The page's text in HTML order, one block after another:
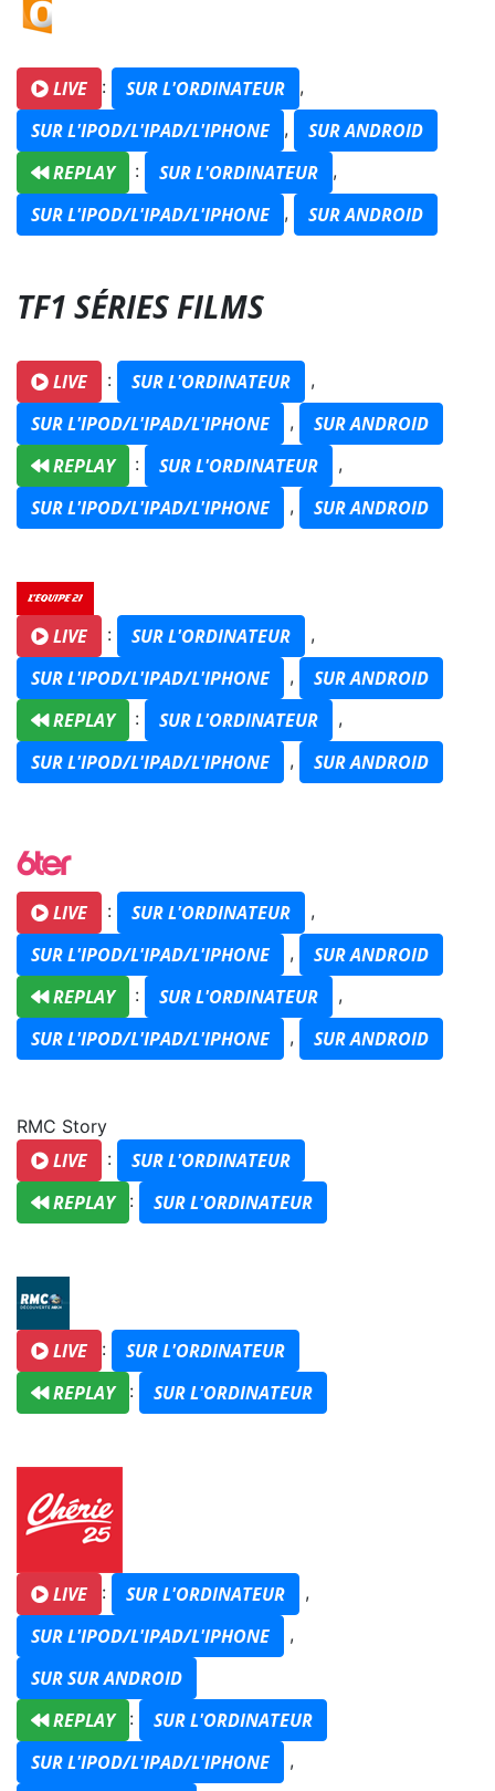
LIVE : SUR L'ORDINATEUR ,
SUR L'IPOD/L'IPAD/L'IPHONE ,
SUR ANDROID
REPLAY
: SUR L'ORDINATEUR ,
SUR L'IPOD/L'IPAD/L'IPHONE , SUR ANDROID
TF1 SÉRIES FILMS
LIVE : SUR L'ORDINATEUR ,
SUR L'IPOD/L'IPAD/L'IPHONE ,
SUR ANDROID
REPLAY
: SUR L'ORDINATEUR ,
SUR L'IPOD/L'IPAD/L'IPHONE , SUR ANDROID
LIVE : SUR L'ORDINATEUR ,
SUR L'IPOD/L'IPAD/L'IPHONE ,
SUR ANDROID
REPLAY
: SUR L'ORDINATEUR ,
SUR L'IPOD/L'IPAD/L'IPHONE , SUR ANDROID
LIVE : SUR L'ORDINATEUR ,
SUR L'IPOD/L'IPAD/L'IPHONE ,
SUR ANDROID
REPLAY
: SUR L'ORDINATEUR ,
SUR L'IPOD/L'IPAD/L'IPHONE , SUR ANDROID
RMC Story
LIVE :
SUR L'ORDINATEUR
REPLAY
: SUR L'ORDINATEUR
LIVE :
SUR L'ORDINATEUR
REPLAY
: SUR L'ORDINATEUR
LIVE : SUR L'ORDINATEUR ,
SUR L'IPOD/L'IPAD/L'IPHONE ,
SUR SUR ANDROID
REPLAY
:
SUR L'ORDINATEUR
SUR L'IPOD/L'IPAD/L'IPHONE
,